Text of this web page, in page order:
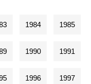
1984 1985
1990 1991
1996 1997